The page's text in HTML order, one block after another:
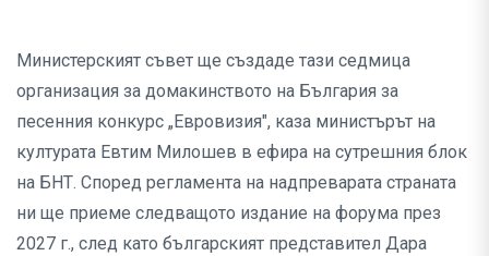
Министерският съвет ще създаде тази седмица
организация за домакинството на България за
песенния конкурс „Евровизия", каза министърът на
културата Евтим Милошев в ефира на сутрешния блок
на БНТ. Според регламента на надпреварата страната
ни ще приеме следващото издание на форума през
2027 г., след като българският представител Дара